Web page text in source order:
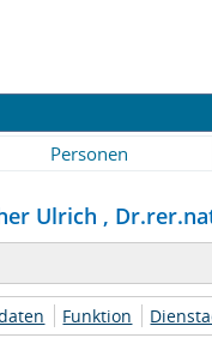
Personen
Ulrich ,
Funktion